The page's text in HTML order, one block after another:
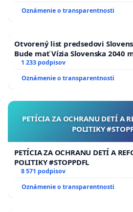
Oznámenie o transparentnosti
Otvorený list predsedovi
Bude mať Vízia Slovenska 2040
1 233 podpisov
Oznámenie o transparentnosti
PETÍCIA ZA OCHRANU DETÍ A
POLITIKY
PETÍCIA ZA OCHRANU DETÍ A
POLITIKY #STOPPDFL
8 571 podpisov
Oznámenie o transparentnosti